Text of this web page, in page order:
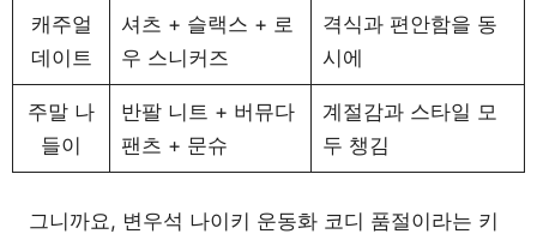
캐주얼
데이트
셔츠 + 슬랙스 + 로
우 스니커즈
격식과 편안함을 동
시에
주말 나
들이
반팔 니트 + 버뮤다
팬츠 + 문슈
계절감과 스타일 모
두 챙김
그니까요, 변우석 나이키 운동화 코디 품절이라는 키